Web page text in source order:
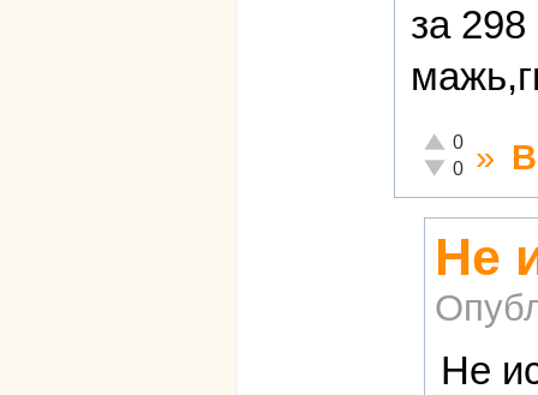
за
Отлично!
0
Неадекватно!
0 »
Не
Не